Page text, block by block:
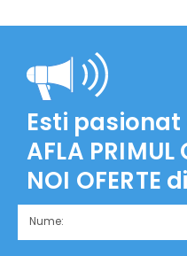
Esti
AFLA PRIMUL
NOI OFERTE